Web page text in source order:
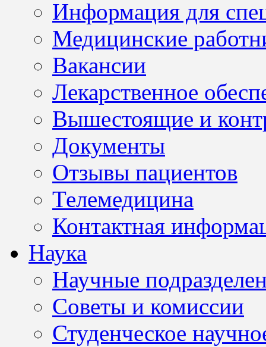
Информация для
Медицинские
Вакансии
Лекарственное
Вышестоящие и
Документы
Отзывы пациентов
Телемедицина
Контактная
Наука
Научные
Советы и комиссии
Студенческое